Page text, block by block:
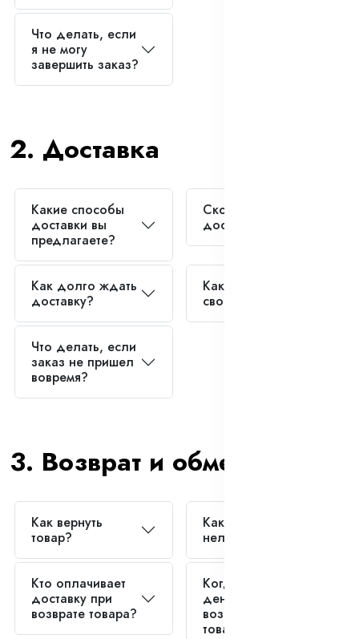
Что делать, если
я не могу
завершить заказ?
2. Доставка
Какие способы
доставки вы
предлагаете?
Сколько стоит
доставка?
Как долго ждать
доставку?
Как отследить
свой заказ?
Что делать, если
заказ не пришел
вовремя?
3. Возврат и обмен
Как вернуть
товар?
Какие товары
нельзя вернуть?
Кто оплачивает
доставку при
возврате товара?
Когда вернут
деньги за
возвращенный
товар?